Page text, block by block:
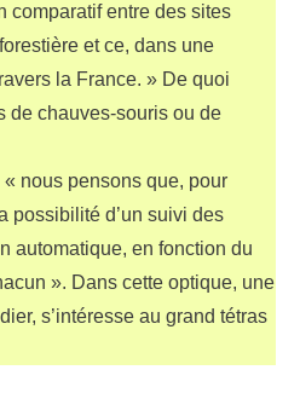
comparatif entre des sites
et ce, dans une
la France. » De quoi
de chauves-souris ou de
« nous pensons que, pour
possibilité d’un suivi des
automatique, en fonction du
». Dans cette optique, une
s’intéresse au grand tétras